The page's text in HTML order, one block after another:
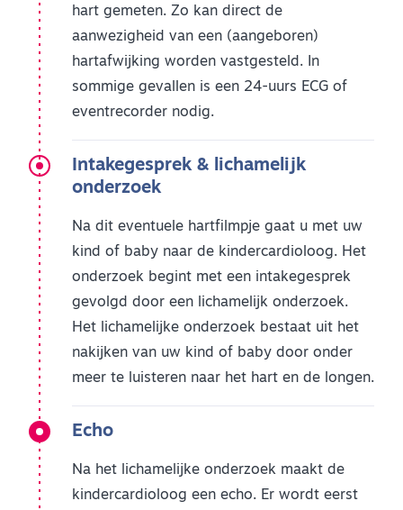
hart gemeten. Zo kan direct de
aanwezigheid van een (aangeboren)
hartafwijking worden vastgesteld. In
sommige gevallen is een 24-uurs ECG of
eventrecorder nodig.
Intakegesprek & lichamelijk
onderzoek
Na dit eventuele hartfilmpje gaat u met uw
kind of baby naar de kindercardioloog. Het
onderzoek begint met een intakegesprek
gevolgd door een lichamelijk onderzoek.
Het lichamelijke onderzoek bestaat uit het
nakijken van uw kind of baby door onder
meer te luisteren naar het hart en de longen.
Echo
Na het lichamelijke onderzoek maakt de
kindercardioloog een echo. Er wordt eerst